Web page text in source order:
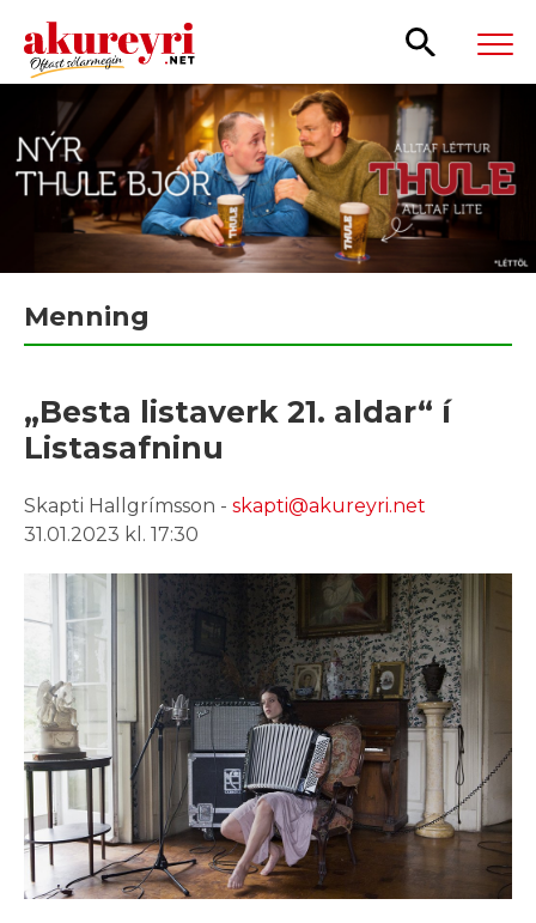
Leita
Menning
„Besta listaverk 21. aldar“ í
Listasafninu
Skapti Hallgrímsson - skapti@akureyri.net
31.01.2023 kl. 17:30